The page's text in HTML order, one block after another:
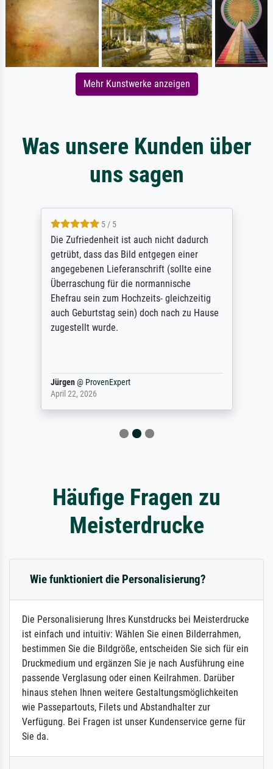
Mehr Kunstwerke anzeigen
Was unsere Kunden über
uns sagen
5 / 5
Die Zufriedenheit ist auch nicht dadurch
getrübt, dass das Bild entgegen einer
angegebenen Lieferanschrift (sollte eine
Überraschung für die normannische
Ehefrau sein zum Hochzeits- gleichzeitig
auch Geburtstag sein) doch nach zu Hause
zugestellt wurde.
Jürgen@ ProvenExpert
April 22, 2026
Häufige Fragen zu
Meisterdrucke
Wie funktioniert die Personalisierung?
Die Personalisierung Ihres Kunstdrucks bei Meisterdrucke
ist einfach und intuitiv: Wählen Sie einen Bilderrahmen,
bestimmen Sie die Bildgröße, entscheiden Sie sich für ein
Druckmedium und ergänzen Sie je nach Ausführung eine
passende Verglasung oder einen Keilrahmen. Darüber
hinaus stehen Ihnen weitere Gestaltungsmöglichkeiten
wie Passepartouts, Filets und Abstandhalter zur
Verfügung. Bei Fragen ist unser Kundenservice gerne für
Sie da.